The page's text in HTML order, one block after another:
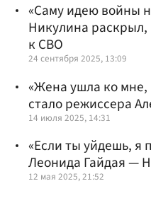
«Саму идею войны
Никулина раскрыл,
к СВО
24 сентября 2025, 13:09
«Жена ушла ко мне,
стало режиссера
14 июля 2025, 14:31
«Если ты уйдешь, я
Леонида Гайдая —
12 мая 2025, 21:52